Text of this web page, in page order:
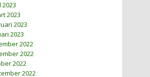
2023
2023
2023
2023
2022
2022
2022
2022